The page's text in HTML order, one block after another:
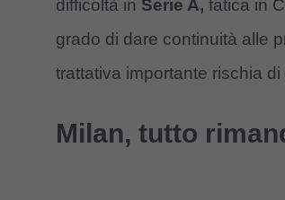
difficoltà in Serie A, fatica in
grado di dare continuità alle
trattativa importante rischia
Milan, tutto